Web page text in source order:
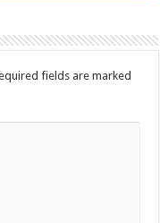
fields are marked